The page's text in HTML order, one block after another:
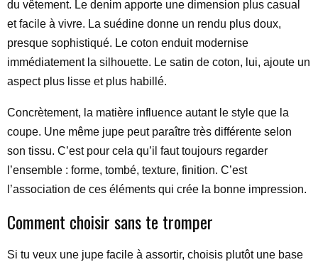
du vêtement. Le denim apporte une dimension plus casual
et facile à vivre. La suédine donne un rendu plus doux,
presque sophistiqué. Le coton enduit modernise
immédiatement la silhouette. Le satin de coton, lui, ajoute un
aspect plus lisse et plus habillé.
Concrètement, la matière influence autant le style que la
coupe. Une même jupe peut paraître très différente selon
son tissu. C’est pour cela qu’il faut toujours regarder
l’ensemble : forme, tombé, texture, finition. C’est
l’association de ces éléments qui crée la bonne impression.
Comment choisir sans te tromper
Si tu veux une jupe facile à assortir, choisis plutôt une base